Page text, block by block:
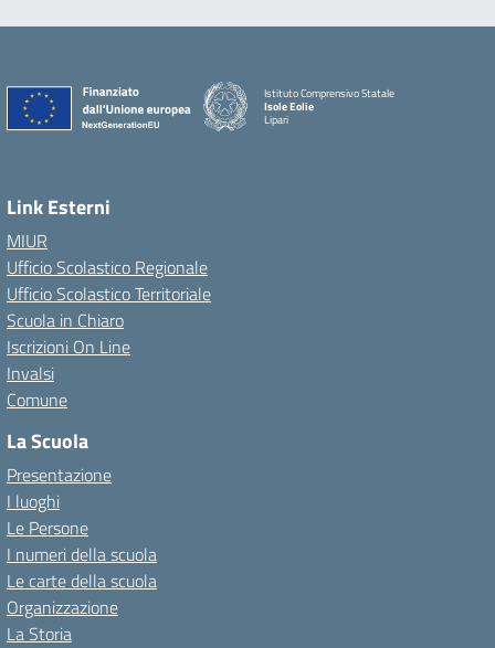
Istituto Comprensivo Statale
Isole Eolie
Lipari
Link Esterni
MIUR
Ufficio Scolastico Regionale
Ufficio Scolastico Territoriale
Scuola in Chiaro
Iscrizioni On Line
Invalsi
Comune
La Scuola
Presentazione
I luoghi
Le Persone
I numeri della scuola
Le carte della scuola
Organizzazione
La Storia